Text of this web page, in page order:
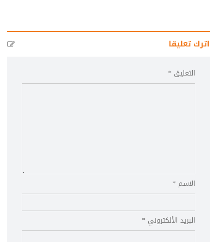
اترك تعليقا
التعليق *
الاسم *
البريد الألكتروني *